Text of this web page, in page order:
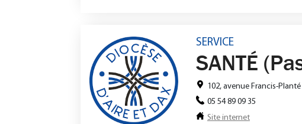
SERVICE
SANTÉ
102, avenue Francis-
05 54 89 09 35
Site internet